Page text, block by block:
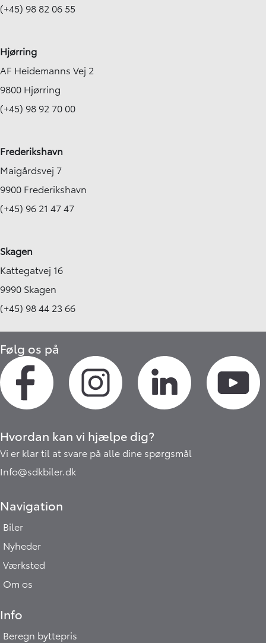
(+45) 98 82 06 55
Hjørring
AF Heidemanns Vej 2
9800 Hjørring
(+45) 98 92 70 00
Frederikshavn
Maigårdsvej 7
9900 Frederikshavn
(+45) 96 21 47 47
Skagen
Kattegatvej 16
9990 Skagen
(+45) 98 44 23 66
Følg os på
Hvordan kan vi hjælpe dig?
Vi er klar til at svare på alle dine spørgsmål
Info@sdkbiler.dk
Navigation
Biler
Nyheder
Værksted
Om os
Info
Beregn byttepris